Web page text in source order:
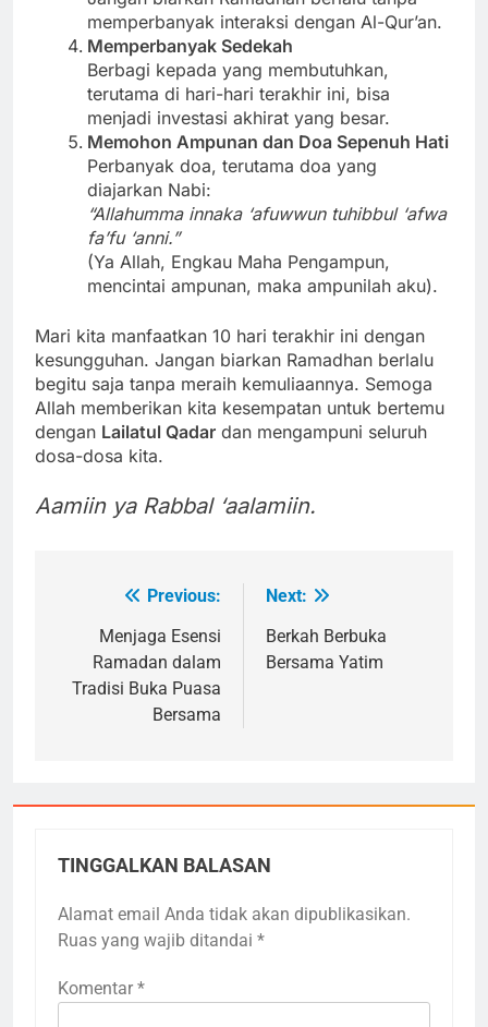
memperbanyak interaksi dengan Al-Qur’an.
Memperbanyak Sedekah
Berbagi kepada yang membutuhkan,
terutama di hari-hari terakhir ini, bisa
menjadi investasi akhirat yang besar.
Memohon Ampunan dan Doa Sepenuh Hati
Perbanyak doa, terutama doa yang
diajarkan Nabi:
“Allahumma innaka ‘afuwwun tuhibbul ‘afwa
fa’fu ‘anni.”
(Ya Allah, Engkau Maha Pengampun,
mencintai ampunan, maka ampunilah aku).
Mari kita manfaatkan 10 hari terakhir ini dengan
kesungguhan. Jangan biarkan Ramadhan berlalu
begitu saja tanpa meraih kemuliaannya. Semoga
Allah memberikan kita kesempatan untuk bertemu
dengan Lailatul Qadar dan mengampuni seluruh
dosa-dosa kita.
Aamiin ya Rabbal ‘aalamiin.
NavigasiPrevious:
Menjaga Esensi
Ramadan dalam
Tradisi Buka Puasa
Bersama
Next:
Berkah Berbuka
Bersama Yatim
TINGGALKAN BALASAN
Alamat email Anda tidak akan dipublikasikan.
Ruas yang wajib ditandai *
Komentar *